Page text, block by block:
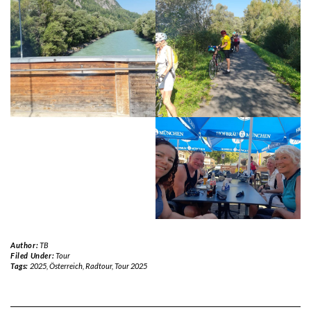
Author:TB
Filed Under:Tour
Tags: 2025, Österreich, Radtour, Tour 2025